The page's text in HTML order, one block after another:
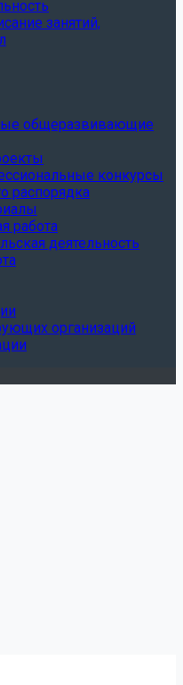
занятий,
общеразвивающие
конкурсы
распорядка
работа
деятельность
организаций